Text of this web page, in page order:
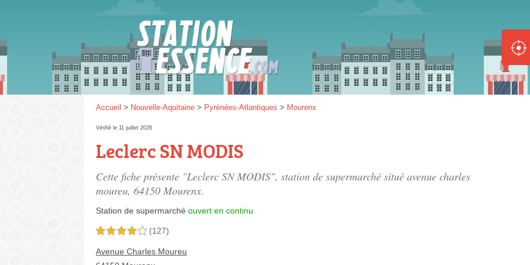
Accueil > Nouvelle-Aquitaine > Pyrénées-Atlantiques > Mourenx
Vérifié le 11 juillet 2026
Leclerc SN MODIS
Cette fiche présente "Leclerc SN MODIS", station de supermarché situé avenue charles
moureu, 64150 Mourenx.
Station de supermarché ouvert en continu
4,0 étoiles sur 5 (127)
Avenue Charles Moureu
Gazole :
Disponible Épuisé
SP 98 :
Disponible Épuisé